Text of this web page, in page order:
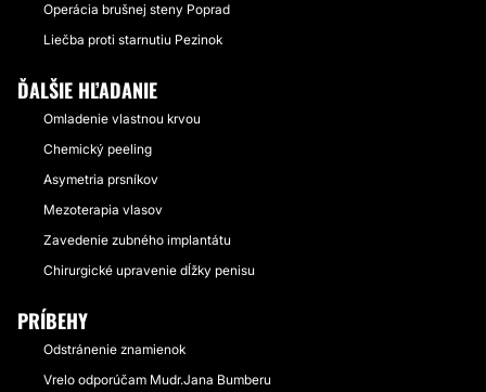
Operácia brušnej steny Poprad
Liečba proti starnutiu Pezinok
ĎALŠIE HĽADANIE
Omladenie vlastnou krvou
Chemický peeling
Asymetria prsníkov
Mezoterapia vlasov
Zavedenie zubného implantátu
Chirurgické upravenie dĺžky penisu
PRÍBEHY
Odstránenie znamienok
Vrelo odporúčam Mudr.Jana Bumberu